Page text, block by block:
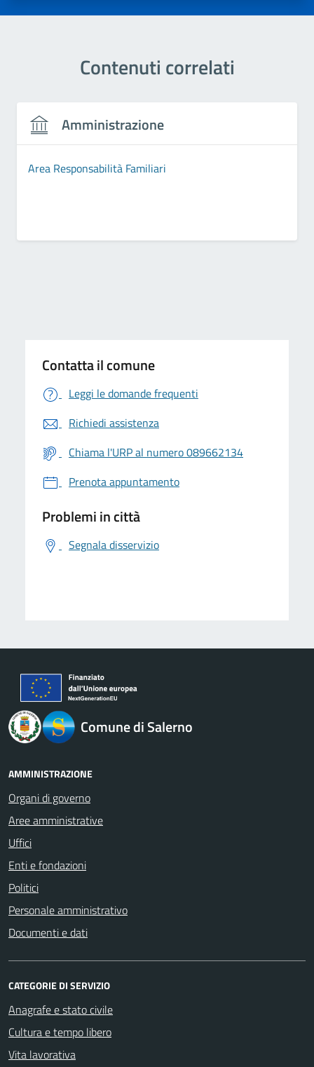
Contenuti correlati
Amministrazione
Area Responsabilità Familiari
Contatta il comune
Leggi le domande frequenti
Richiedi assistenza
Chiama l'URP al numero 089662134
Prenota appuntamento
Problemi in città
Segnala disservizio
logo Unione Europea
Comune di Salerno
AMMINISTRAZIONE
Organi di governo
Aree amministrative
Uffici
Enti e fondazioni
Politici
Personale amministrativo
Documenti e dati
CATEGORIE DI SERVIZIO
Anagrafe e stato civile
Cultura e tempo libero
Vita lavorativa